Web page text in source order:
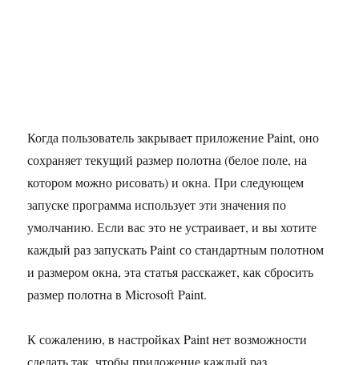
Когда пользователь закрывает приложение Paint, оно
сохраняет текущий размер полотна (белое поле, на
котором можно рисовать) и окна. При следующем
запуске программа использует эти значения по
умолчанию. Если вас это не устраивает, и вы хотите
каждый раз запускать Paint со стандартным полотном
и размером окна, эта статья расскажет, как сбросить
размер полотна в Microsoft Paint.
К сожалению, в настройках Paint нет возможности
сделать так, чтобы приложение каждый раз